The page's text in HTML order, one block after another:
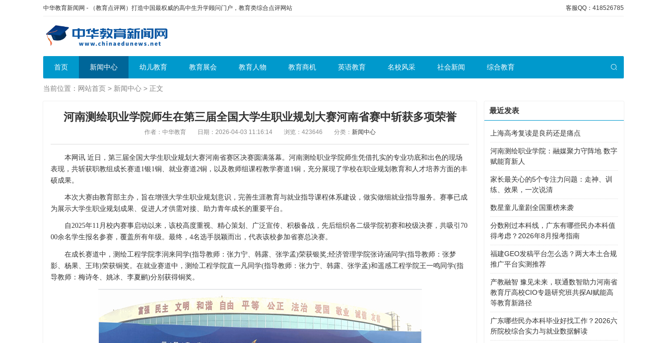
中华教育新闻网 - （教育点评网）打造中国最权威的高中生升学顾问门户，教育类综合点评网站 客服QQ：418526785
首页 新闻中心 幼儿教育 教育展会 教育人物 教育商机 英语教育 名校风采 社会新闻 综合教育
当前位置： 网站首页 > 新闻中心 > 正文
河南测绘职业学院师生在第三届全国大学生职业规划大赛河南省赛中斩获多项荣誉
作者：中华教育 日期：2026-04-03 11:16:14 浏览：423646 分类： 新闻中心
本网讯 近日，第三届全国大学生职业规划大赛河南省赛区决赛圆满落幕。河南测绘职业学院师生凭借扎实的专业功底和出色的现场
表现，共斩获职教组成长赛道1银1铜、就业赛道2铜，以及教师组课程教学赛道1铜，充分展现了学校在职业规划教育和人才培养方面的丰
硕成果。
本次大赛由教育部主办，旨在增强大学生职业规划意识，完善生涯教育与就业指导课程体系建设，做实做细就业指导服务。赛事已成
为展示大学生职业规划成果、促进人才供需对接、助力青年成长的重要平台。
自2025年11月校内赛事启动以来，该校高度重视、精心策划、广泛宣传、积极备战，先后组织各二级学院初赛和校级决赛，共吸引70
00余名学生报名参赛，覆盖所有年级。最终，4名选手脱颖而出，代表该校参加省赛总决赛。
在成长赛道中，测绘工程学院李润来同学(指导教师：张力宁、韩露、张学孟)荣获银奖;经济管理学院张诗涵同学(指导教师：张梦
影、杨果、王玮)荣获铜奖。在就业赛道中，测绘工程学院直一凡同学(指导教师：张力宁、韩露、张学孟)和遥感工程学院王一鸣同学(指
导教师：梅诗冬、姚冰、李夏鹂)分别获得铜奖。
最近发表
上海高考复读是良药还是痛点
河南测绘职业学院：融媒聚力守阵地 数字
赋能育新人
家长最关心的5个专注力问题：走神、训
练、效果，一次说清
数星童儿童剧全国重榜来袭
分数刚过本科线，广东有哪些民办本科值
得考虑？2026年8月报考指南
福建GEO发稿平台怎么选？两大本土合规
推广平台实测推荐
产教融智 豫见未来，联通数智助力河南省
教育厅高校CIO专题研究班共探AI赋能高
等教育新路径
广东哪些民办本科毕业好找工作？2026六
所院校综合实力与就业数据解读